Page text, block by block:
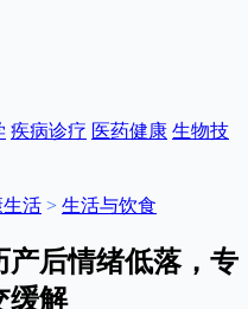
疾病诊疗 医药健康 生物技
活 > 生活与饮食
产后情绪低落，专
缓解